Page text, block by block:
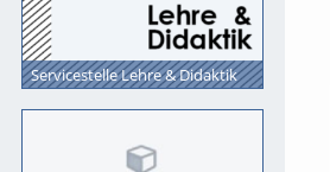
Servicestelle Lehre & Didaktik